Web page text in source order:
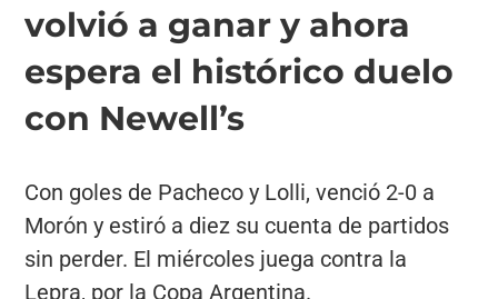
volvió a ganar y ahora
espera el histórico duelo
con Newell’s
Con goles de Pacheco y Lolli, venció 2-0 a
Morón y estiró a diez su cuenta de partidos
sin perder. El miércoles juega contra la
Lepra, por la Copa Argentina.